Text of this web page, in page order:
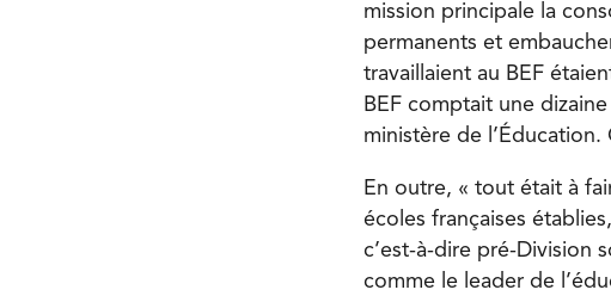
mission principale la
permanents et
travaillaient au BEF
BEF comptait une
ministère de l’Éducation.
En outre, « tout était à
écoles françaises
c’est-à-dire pré-Division
comme le leader de